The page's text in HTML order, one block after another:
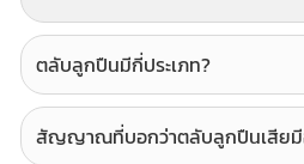
ตลับลูกปืนมีกี่ประเภท?
สัญญาณที่บอกว่าตลับลูกปืนเสียมีอ